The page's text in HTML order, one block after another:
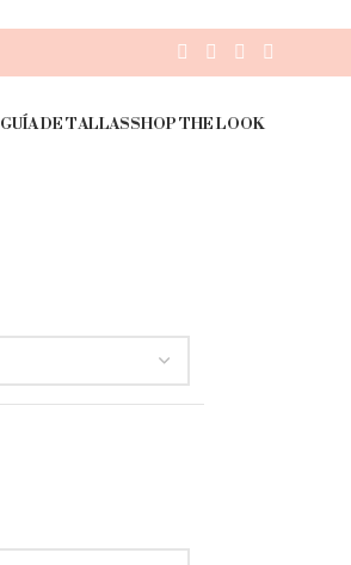
GUÍA DE TALLASSHOP THE LOOK